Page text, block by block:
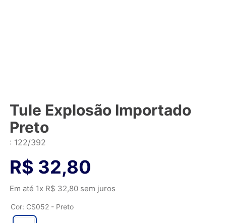
Tule Explosão Importado
Preto
: 122/392
R$ 32,80
Em até 1x R$ 32,80sem juros
Cor: CS052 - Preto